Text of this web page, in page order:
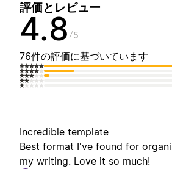
評価とレビュー
4.8 5
76件の評価に基づいています
Incredible template
Best format I've found for
my writing. Love it so much!